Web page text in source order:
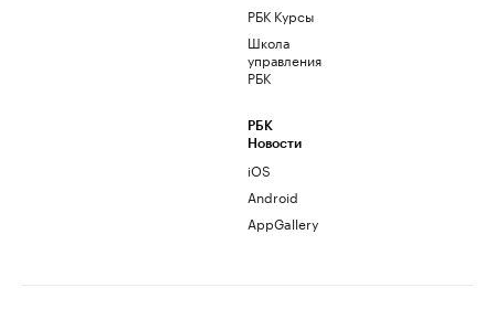
РБК Курсы
Школа
управления
РБК
РБК
Новости
iOS
Android
AppGallery